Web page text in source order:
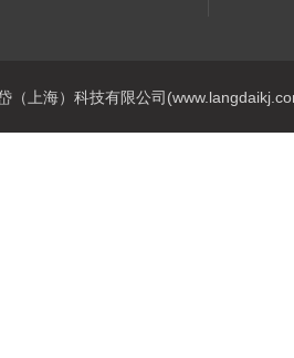
（上海）科技有限公司